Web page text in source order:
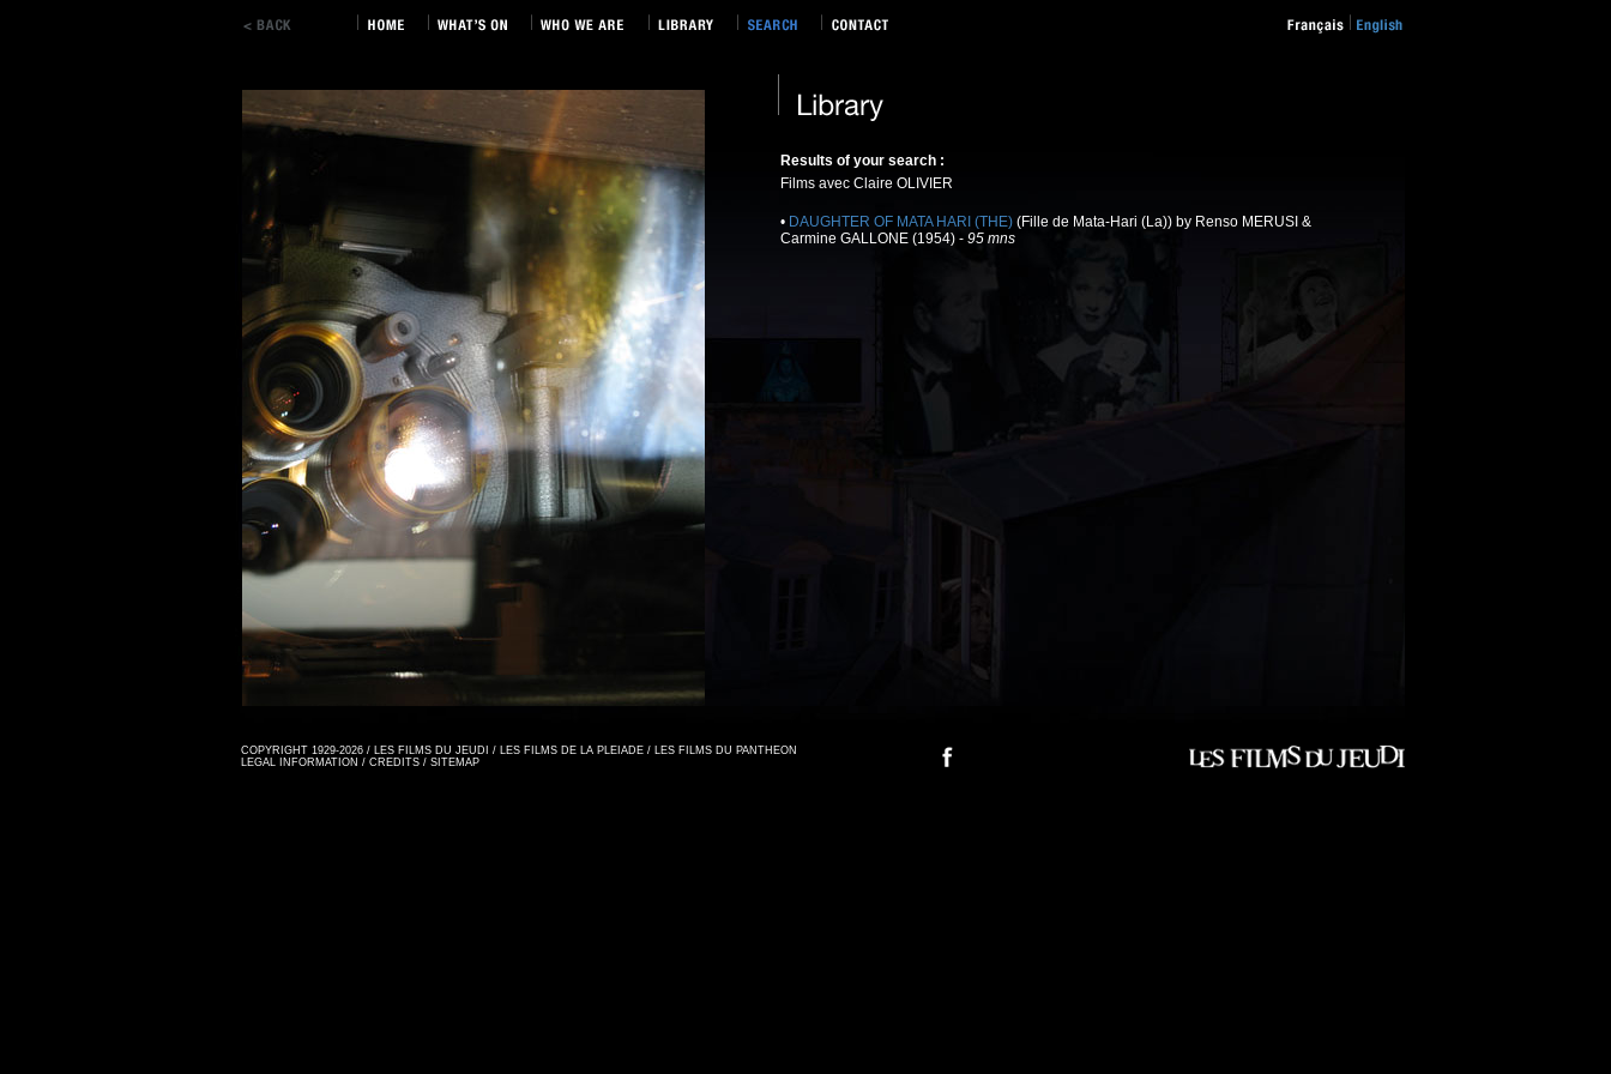
Results of your search :
Films avec Claire OLIVIER
• DAUGHTER OF MATA HARI (THE) (Fille de Mata-Hari (La)) by Renso MERUSI &
Carmine GALLONE (1954) - 95 mns
COPYRIGHT 1929-2026 / LES FILMS DU JEUDI / LES FILMS DE LA PLEIADE / LES FILMS DU PANTHEON
LEGAL INFORMATION / CREDITS / SITEMAP